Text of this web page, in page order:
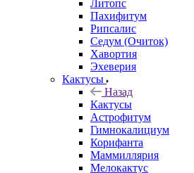
Литопс
Пахифитум
Рипсалис
Седум (Очиток)
Хавортия
Эхеверия
Кактусы
Назад
Кактусы
Астрофитум
Гимнокалициум
Корифанта
Маммиллярия
Мелокактус